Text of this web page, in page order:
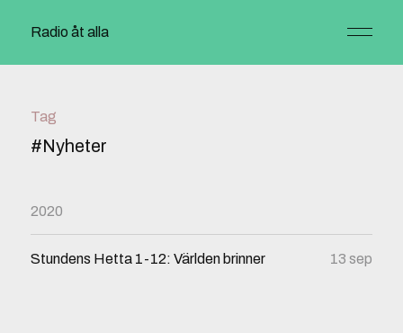
Radio åt alla
Tag
#Nyheter
2020
Stundens Hetta 1-12: Världen brinner 13 sep